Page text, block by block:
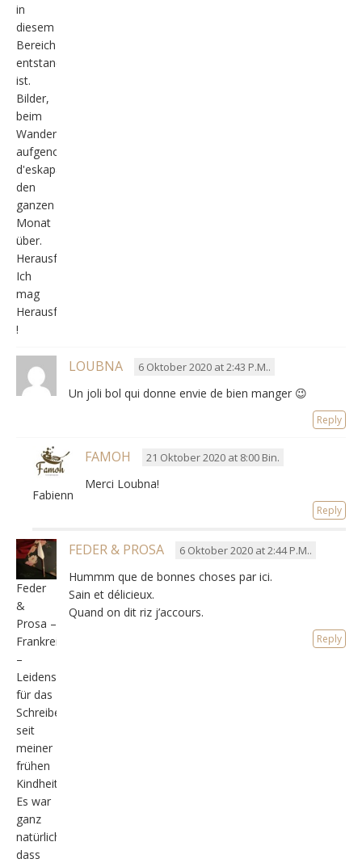
in
diesem
Bereich
entstanden
ist.
Bilder,
beim
Wandern
aufgenommen,
d'eskapaden,
den
ganzen
Monat
über.
Herausforderungen,
Ich
mag
Herausforderungen
!
LOUBNA 6 Oktober 2020 at 2:43 P.M..
Un joli bol qui donne envie de bien manger 😉
Reply
Fabienne
FAMOH 21 Oktober 2020 at 8:00 Bin.
Merci Loubna!
Reply
Feder
&
Prosa –
Frankreich
–
Leidenschaft
für das
Schreiben
seit
meiner
frühen
Kindheit,
Es war
ganz
natürlich,
dass
FEDER & PROSA 6 Oktober 2020 at 2:44 P.M..
Hummm que de bonnes choses par ici.
Sain et délicieux.
Quand on dit riz j’accours.
Reply